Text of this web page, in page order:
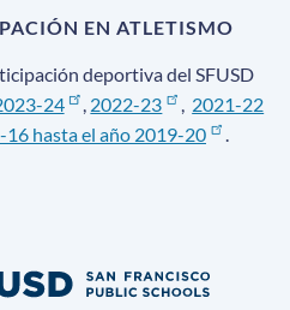
EN ATLETISMO
deportiva del SFUSD
24 , 2022-23 , 2021-22
16 hasta el año 2019-20 .